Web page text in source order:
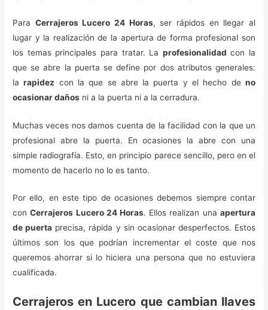
Para Cerrajeros Lucero 24 Horas, ser rápidos en llegar al
lugar y la realización de la apertura de forma profesional son
los temas principales para tratar. La profesionalidad con la
que se abre la puerta se define por dos atributos generales:
larapidez con la que se abre la puerta y el hecho de no
ocasionar daños ni a la puerta ni a la cerradura.
Muchas veces nos damos cuenta de la facilidad con la que un
profesional abre la puerta. En ocasiones la abre con una
simple radiografía. Esto, en principio parece sencillo, pero en el
momento de hacerlo no lo es tanto.
Por ello, en este tipo de ocasiones debemos siempre contar
conCerrajeros Lucero 24 Horas. Ellos realizan una apertura
de puerta precisa, rápida y sin ocasionar desperfectos. Estos
últimos son los que podrían incrementar el coste que nos
queremos ahorrar si lo hiciera una persona que no estuviera
cualificada.
Cerrajeros en Lucero que cambian llaves